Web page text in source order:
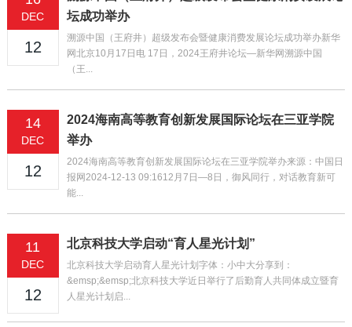
DEC
12
坛成功举办
溯源中国（王府井）超级发布会暨健康消费发展论坛成功举办新华
网北京10月17日电 17日，2024王府井论坛—新华网溯源中国
（王...
14
DEC
12
2024海南高等教育创新发展国际论坛在三亚学院
举办
2024海南高等教育创新发展国际论坛在三亚学院举办来源：中国日
报网2024-12-13 09:1612月7日—8日，御风同行，对话教育新可
能...
11
DEC
12
北京科技大学启动“育人星光计划”
北京科技大学启动育人星光计划字体：小中大分享到：
&emsp;&emsp;北京科技大学近日举行了后勤育人共同体成立暨育
人星光计划启...